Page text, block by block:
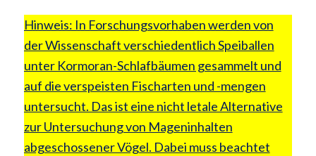
Hinweis: In Forschungsvorhaben werden von
der Wissenschaft verschiedentlich Speiballen
unter Kormoran-Schlafbäumen gesammelt und
auf die verspeisten Fischarten und -mengen
untersucht. Das ist eine nicht letale Alternative
zur Untersuchung von Mageninhalten
abgeschossener Vögel. Dabei muss beachtet